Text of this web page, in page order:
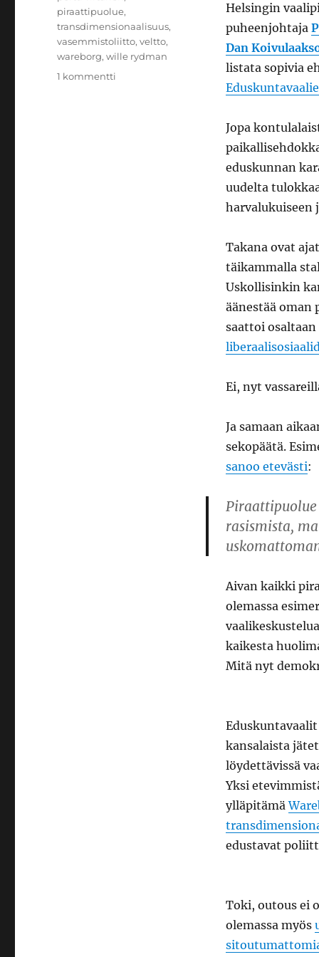
Helsingin
puheenjohtaja
Dan
listata sopivia
Jopa
eduskunnan
uudelta
harvalukuiseen
Takana ovat
täikammalla
Uskollisinkin
äänestää oman
saattoi
Ei, nyt
Ja samaan
sekopäätä.
sanoo etevästi:
Piraattipuolue
rasismista,
Aivan kaikki
olemassa
kaikesta
Mitä nyt
kansalaista
löydettävissä
Yksi
ylläpitämä
edustavat
Toki, outous ei
olemassa myös
piraattipuolue,
transdimensionaalisuus,
vasemmistoliitto,veltto,
wareborg,wille rydman
1 kommentti